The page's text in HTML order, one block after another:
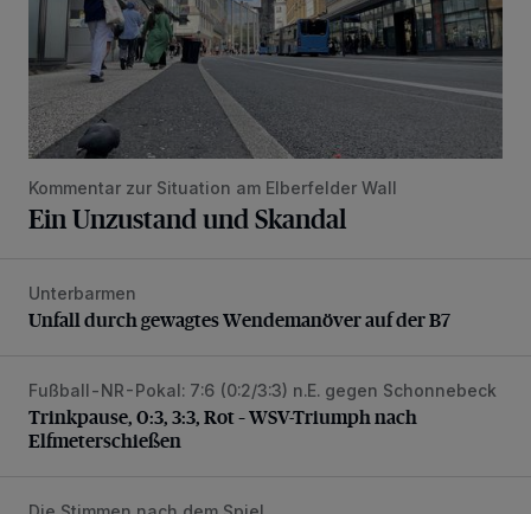
Kommentar zur Situation am Elberfelder Wall
Ein Unzustand und Skandal
Unfall durch gewagtes Wendemanöver auf der B7
Unterbarmen
Unfall durch gewagtes Wendemanöver auf der B7
Trinkpause, 0:3, 3:3, Rot – WSV-Triumph nach
Fußball-NR-Pokal: 7:6 (0:2/3:3) n.E. gegen Schonnebeck
Trinkpause, 0:3, 3:3, Rot – WSV-Triumph nach
Elfmeterschießen